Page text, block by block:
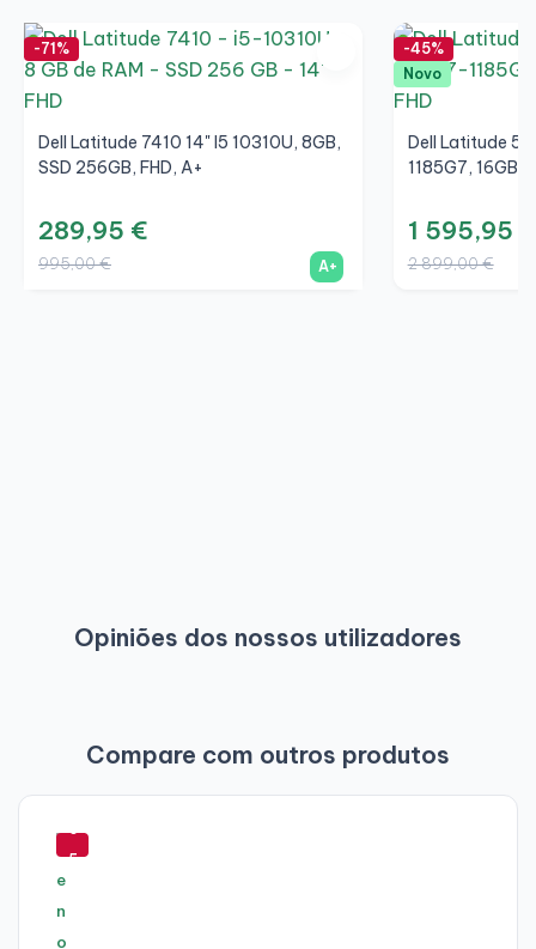
-71%
Dell Latitude 7410 14" I5 10310U, 8GB,
SSD 256GB, FHD, A+
289,95 €
995,00 € A+
-45%
Novo
Dell Latitude
1185G7, 16GB,
1 595,95 €
2 899,00 €
Opiniões dos nossos utilizadores
Compare com outros produtos
-
5